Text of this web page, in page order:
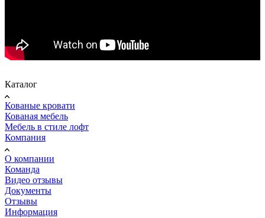
Каталог
Кованые кровати
Кованая мебель
Мебель в стиле лофт
Компания
О компании
Команда
Видео отзывы
Документы
Отзывы
Информация